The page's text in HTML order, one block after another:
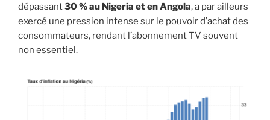
dépassant30 % au Nigeria et en Angola, a par ailleurs
exercé une pression intense sur le pouvoir d’achat des
consommateurs, rendant l’abonnement TV souvent
non essentiel.